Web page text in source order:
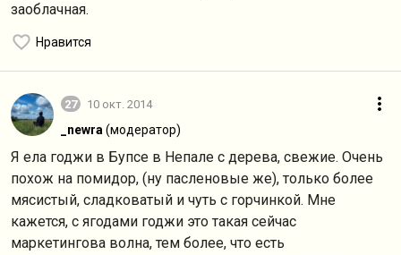
заоблачная.
Нравится
27 10 окт. 2014
_newra (модератор)
Я ела годжи в Бупсе в Непале с дерева, свежие. Очень
похож на помидор, (ну пасленовые же), только более
мясистый, сладковатый и чуть с горчинкой. Мне
кажется, с ягодами годжи это такая сейчас
маркетингова волна, тем более, что есть